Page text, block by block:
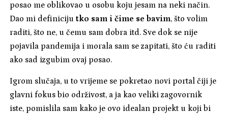
posao me oblikovao u osobu koju jesam na neki način.
Dao mi definicijutko sam i čime se bavim, što volim
raditi, što ne, u čemu sam dobra itd. Sve dok se nije
pojavila pandemija i morala sam se zapitati, što ću raditi
ako sad izgubim ovaj posao.
Igrom slučaja, u to vrijeme se pokretao novi portal čiji je
glavni fokus bio održivost, a ja kao veliki zagovornik
iste, pomislila sam kako je ovo idealan projekt u koji bi